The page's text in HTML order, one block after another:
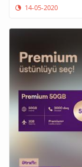
14-05-2020